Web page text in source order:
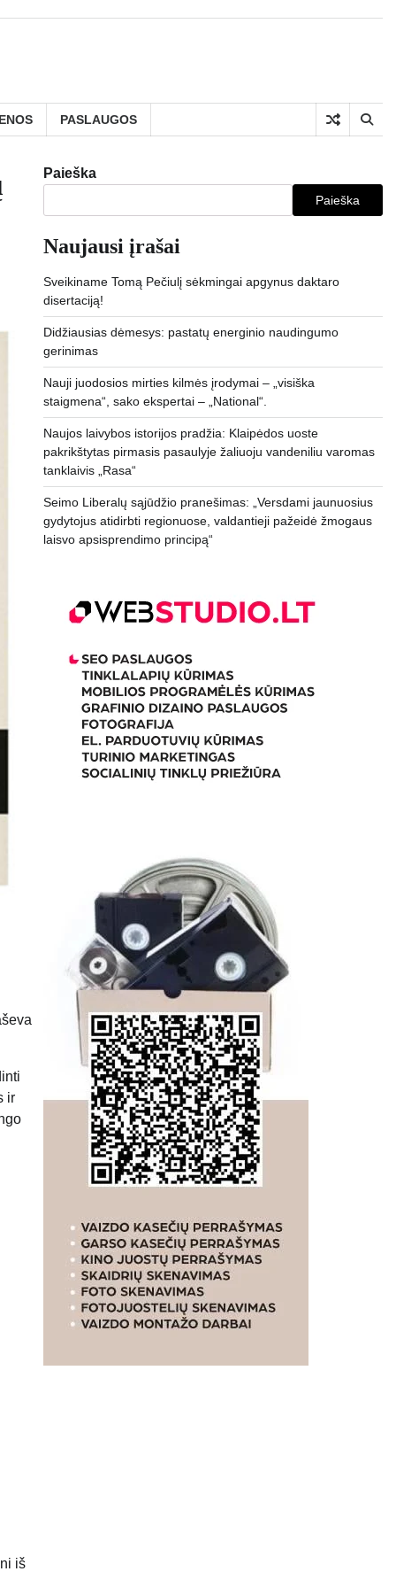
PASLAUGOS
ir
iš
Paieška
Paieška
Naujausi įrašai
Sveikiname Tomą Pečiulį sėkmingai apgynus daktaro
disertaciją!
Didžiausias dėmesys: pastatų energinio naudingumo
gerinimas
Nauji juodosios mirties kilmės įrodymai – „visiška
staigmena“, sako ekspertai – „National“.
Naujos laivybos istorijos pradžia: Klaipėdos uoste
pakrikštytas pirmasis pasaulyje žaliuoju vandeniliu varomas
tanklaivis „Rasa“
Seimo Liberalų sąjūdžio pranešimas: „Versdami jaunuosius
gydytojus atidirbti regionuose, valdantieji pažeidė žmogaus
laisvo apsisprendimo principą“